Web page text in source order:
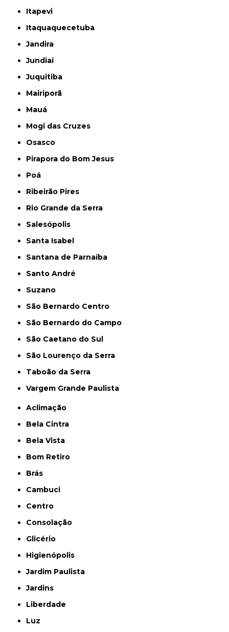
Itapevi
Itaquaquecetuba
Jandira
Jundiaí
Juquitiba
Mairiporã
Mauá
Mogi das Cruzes
Osasco
Pirapora do Bom Jesus
Poá
Ribeirão Pires
Rio Grande da Serra
Salesópolis
Santa Isabel
Santana de Parnaíba
Santo André
Suzano
São Bernardo Centro
São Bernardo do Campo
São Caetano do Sul
São Lourenço da Serra
Taboão da Serra
Vargem Grande Paulista
Aclimação
Bela Cintra
Bela Vista
Bom Retiro
Brás
Cambuci
Centro
Consolação
Glicério
Higienópolis
Jardim Paulista
Jardins
Liberdade
Luz